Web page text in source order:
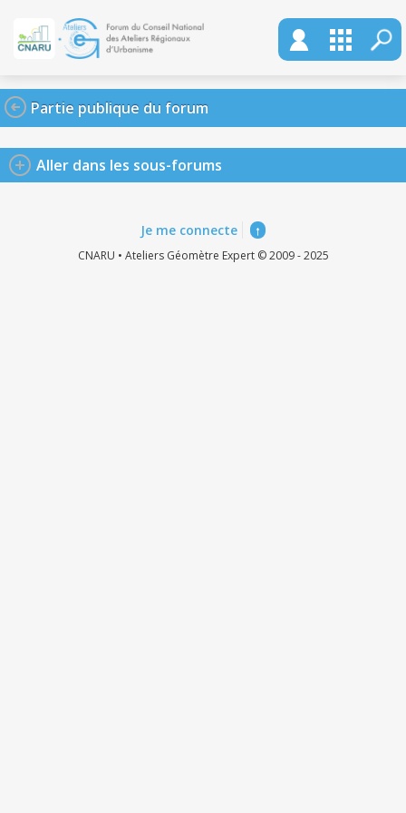
Partie publique du forum
Aller dans les sous-forums
Je me connecte ↑
CNARU • Ateliers Géomètre Expert © 2009 - 2025